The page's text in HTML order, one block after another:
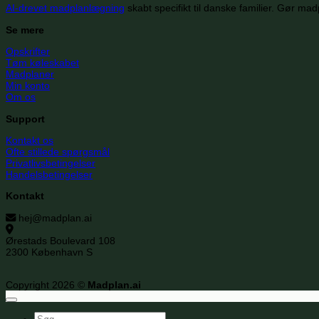
AI-drevet madplanlægning skabt specifikt til danske familier. Gør
Se mere
Opskrifter
Tøm køleskabet
Madplaner
Min konto
Om os
Support
Kontakt os
Ofte stillede spørgsmål
Privatlivsbetingelser
Handelsbetingelser
Kontakt
hej@madplan.ai
Ørestads Boulevard 108
2300 København S
Copyright 2026 © Madplan.ai